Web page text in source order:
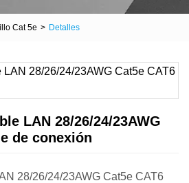
Cat 5e > Detalles
LAN 28/26/24/23AWG
de conexión
28/26/24/23AWG Cat5e CAT6